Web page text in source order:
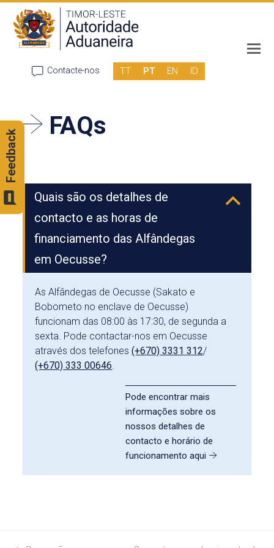
Contacte-nos TT PT EN ID
FAQs
B
Quais são os detalhes de
contacto e as horas de
financiamento das Alfândegas
em Oecusse?
As Alfândegas de Oecusse (Sakato e
Bobometo no enclave de Oecusse)
funcionam das 08:00 às 17:30, de segunda a
sexta. Pode contactar-nos em Oecusse
através dos telefones(+670) 3331 312/
(+670) 333 00646.
Pode encontrar mais
informações sobre os
nossos detalhes de
contacto e horário de
funcionamento aqui
Feedback